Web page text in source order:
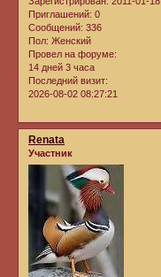
Приглашений: 0
Сообщений: 336
Пол: Женский
Провел на форуме:
14 дней 3 часа
Последний визит:
2026-08-02 08:27:21
Renata
Участник